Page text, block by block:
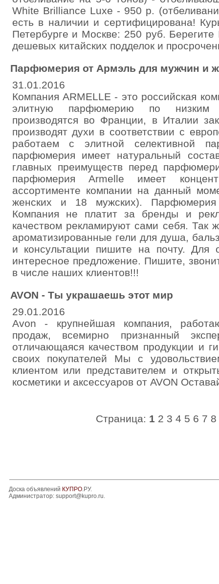
White Brilliance Luxe - 950 р.
есть в наличии и сертифицирована!
Петербурге и Москве: 250 руб.
дешевых китайских подделок и
Парфюмерия от Армэль для мужчин и
31.01.2016
Компания ARMELLE - это российская
элитную парфюмерию по низким
производятся во Франции, в Италии
производят духи в соответствии с
работаем с элитной селективной
парфюмерия имеет натуральный
главных преимуществ перед
парфюмерия Armelle имеет
ассортименте компании на данный
женских и 18 мужских).
Компания не платит за бренды и
качеством рекламируют сами себя. Так
ароматизированные гели для душа,
и консультации пишите на почту. Для
интересное предложение. Пишите,
в числе наших клиентов!!!
AVON - Ты украшаешь этот мир
29.01.2016
Avon - крупнейшая компания,
продаж, всемирно признанный
отличающаяся качеством продукции и
своих покупателей Мы с
клиентом или представителем и
косметики и аксессуаров от AVON
Страница: 1 2 3 4 5 6 7 8
Доска объявлений КУПРО.РУ.
Администратор: support@kupro.ru.